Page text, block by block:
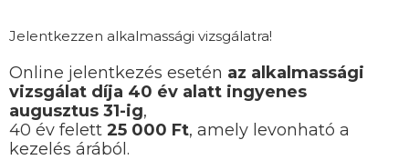
Jelentkezzen alkalmassági vizsgálatra!
Online jelentkezés esetén az alkalmassági
vizsgálat díja 40 év alatt ingyenes
augusztus 31-ig,
40 év felett 25 000 Ft, amely levonható a
kezelés árából.